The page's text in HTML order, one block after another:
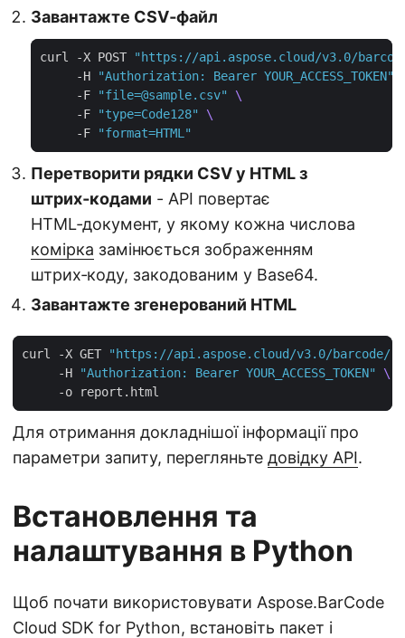
Завантажте CSV‑файл
curl -X POST
"https://api.aspose.cloud/v3.0/
     -H
"Authorization: Bearer YOUR_ACCESS_TOKEN"
     -F
"file=@sample.csv"
     -F
"type=Code128"
     -F
"format=HTML"
Перетворити рядки CSV у HTML з
штрих‑кодами - API повертає
HTML‑документ, у якому кожна числова
комірка замінюється зображенням
штрих‑коду, закодованим у Base64.
Завантажте згенерований HTML
curl -X GET
"https://api.aspose.cloud/v3.0/barcode/
     -H
"Authorization: Bearer YOUR_ACCESS_TOKEN"
Для отримання докладнішої інформації про
параметри запиту, перегляньте довідку API.
Встановлення та
налаштування в Python
Щоб почати використовувати Aspose.BarCode
Cloud SDK for Python, встановіть пакет і